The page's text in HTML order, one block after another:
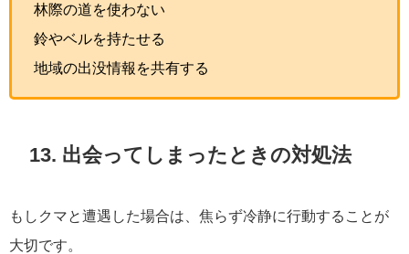
林際の道を使わない
鈴やベルを持たせる
地域の出没情報を共有する
13. 出会ってしまったときの対処法
もしクマと遭遇した場合は、焦らず冷静に行動することが
大切です。